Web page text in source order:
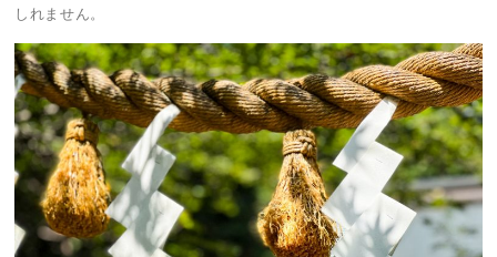
しれません。